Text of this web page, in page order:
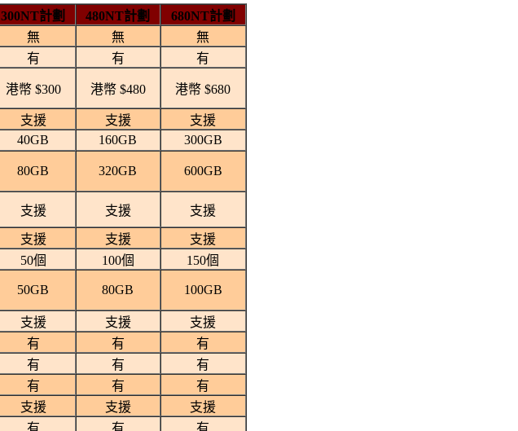
300NT計劃 480NT計劃
680NT計劃
無 無
無
有 有
有
港幣 $300 港幣 $480 港幣 $680
支援 支援
支援
40GB 160GB
300GB
80GB 320GB 600GB
支援 支援 支援
支援 支援
支援
50個 100個
150個
50GB 80GB 100GB
支援 支援
支援
有 有
有
有 有
有
有 有
有
支援 支援
支援
有 有 有